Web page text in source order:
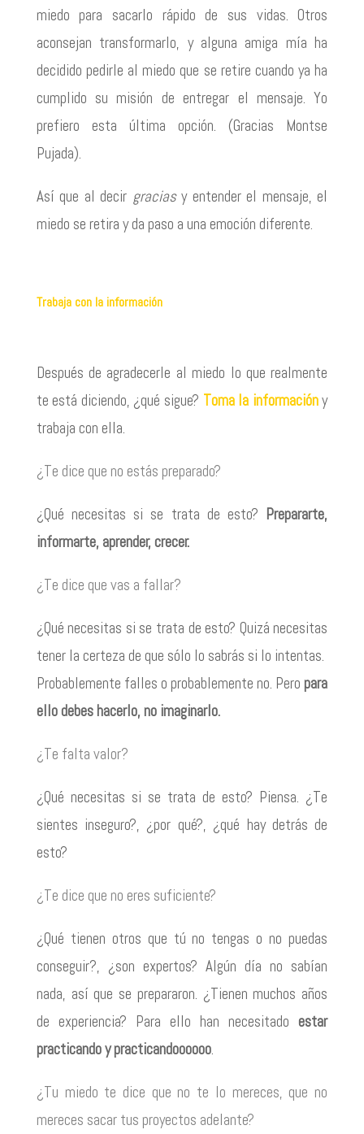
miedo para sacarlo rápido de sus vidas. Otros
aconsejan transformarlo, y alguna amiga mía ha
decidido pedirle al miedo que se retire cuando ya ha
cumplido su misión de entregar el mensaje. Yo
prefiero esta última opción. (Gracias Montse
Pujada).
Así que al decir graciasy entender el mensaje, el
miedo se retira y da paso a una emoción diferente.
Trabaja con la información
Después de agradecerle al miedo lo que realmente
te está diciendo, ¿qué sigue? Toma la informacióny
trabaja con ella.
¿Te dice que no estás preparado?
¿Qué necesitas si se trata de esto? Prepararte,
informarte, aprender, crecer.
¿Te dice que vas a fallar?
¿Qué necesitas si se trata de esto? Quizá necesitas
tener la certeza de que sólo lo sabrás si lo intentas.
Probablemente falles o probablemente no. Peropara
ello debes hacerlo, no imaginarlo.
¿Te falta valor?
¿Qué necesitas si se trata de esto? Piensa. ¿Te
sientes inseguro?, ¿por qué?, ¿qué hay detrás de
esto?
¿Te dice que no eres suficiente?
¿Qué tienen otros que tú no tengas o no puedas
conseguir?, ¿son expertos? Algún día no sabían
nada, así que se prepararon. ¿Tienen muchos años
de experiencia? Para ello han necesitadoestar
practicando y practicandoooooo.
¿Tu miedo te dice que no te lo mereces, que no
mereces sacar tus proyectos adelante?